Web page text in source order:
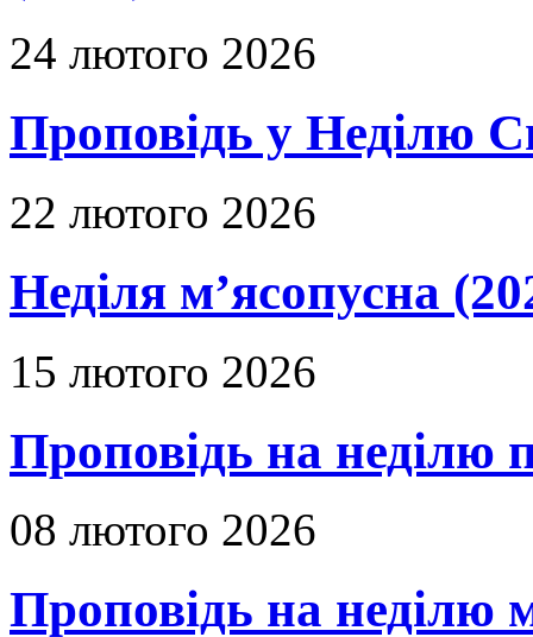
24 лютого 2026
Проповідь у Неділю
22 лютого 2026
Неділя м’ясопусна
15 лютого 2026
Проповідь на неділю
08 лютого 2026
Проповідь на неділю